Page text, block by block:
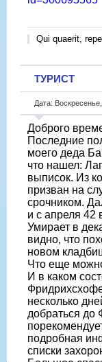
Qui quaerit,
ТУРИСТ
Дата:
Доброго
Последние
моего деда
что нашел:
выписок. Из
призван на
срочником.
и с апреля 42
Умирает в
видно, что
новом
Что еще
И в каком
несколько
добраться
подробная
списки